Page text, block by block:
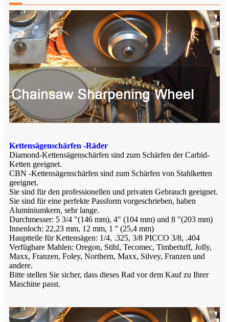
Kettensägenschärfen -Räder
Diamond-Kettensägenschärfen sind zum Schärfen der Carbid-
Ketten geeignet.
CBN -Kettensägenschärfen sind zum Schärfen von Stahlketten
geeignet.
Sie sind für den professionellen und privaten Gebrauch geeignet.
Sie sind für eine perfekte Passform vorgeschrieben, haben
Aluminiumkern, sehr lange.
Durchmesser: 5 3/4 "(146 mm), 4" (104 mm) und 8 "(203 mm)
Innenloch: 22,23 mm, 12 mm, 1 '' (25,4 mm)
Hauptteile für Kettensägen: 1/4, .325, 3/8 PICCO 3/8, .404
Verfügbare Mahlen: Oregon, Stihl, Tecomec, Timbertuff, Jolly,
Maxx, Franzen, Foley, Northern, Maxx, Silvey, Franzen und
andere.
Bitte stellen Sie sicher, dass dieses Rad vor dem Kauf zu Ihrer
Maschine passt.